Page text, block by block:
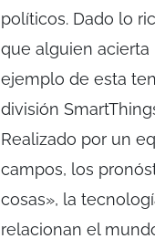
políticos. Dado lo
que alguien acierta
ejemplo de esta
división
Realizado por un
campos, los
cosas», la
relacionan el